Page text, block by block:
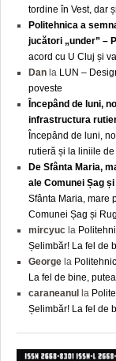
tordine în Vest, dar
Politehnica a
jucători „under” –
acord cu U Cluj și
Dan la LUN –
poveste
Începând de luni,
infrastructura
Începând de luni,
rutieră și la liniile de
De Sfânta Maria,
ale Comunei Șag
Sfânta Maria, mare
Comunei Șag și
mircyuc la
Șelimbăr! La fel de
George la
La fel de bine,
caraneanul la
Șelimbăr! La fel de